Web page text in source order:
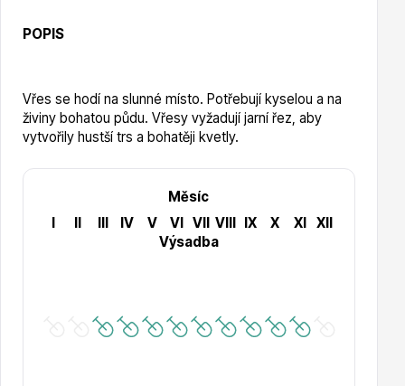
Nářadí, příslušenství
POPIS
Vřes se hodí na slunné místo. Potřebují kyselou a na
živiny bohatou půdu. Vřesy vyžadují jarní řez, aby
vytvořily hustší trs a bohatěji kvetly.
Měsíc
I
II III IV V VI VII VIII IX X XI
XII
Výsadba